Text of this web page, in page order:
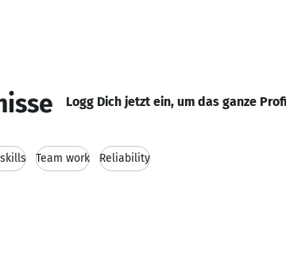
Logg Dich jetzt ein, um das ganze
Team work Reliability